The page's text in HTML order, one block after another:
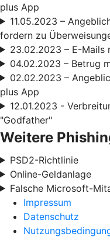
plus App
11.05.2023 –
fordern zu
23.02.2023 – E-Mails
04.02.2023 – Betrug
02.02.2023 –
plus App
12.01.2023 -
"Godfather"
Weitere
PSD2-Richtlinie
Online-Geldanlage
Falsche Microsoft-
Impressum
Datenschutz